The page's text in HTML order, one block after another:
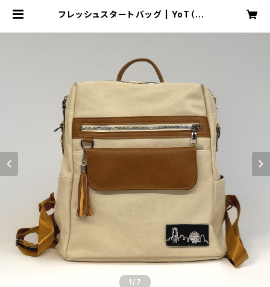
フレッシュスタートバッグ | YoT（よっ
1/7